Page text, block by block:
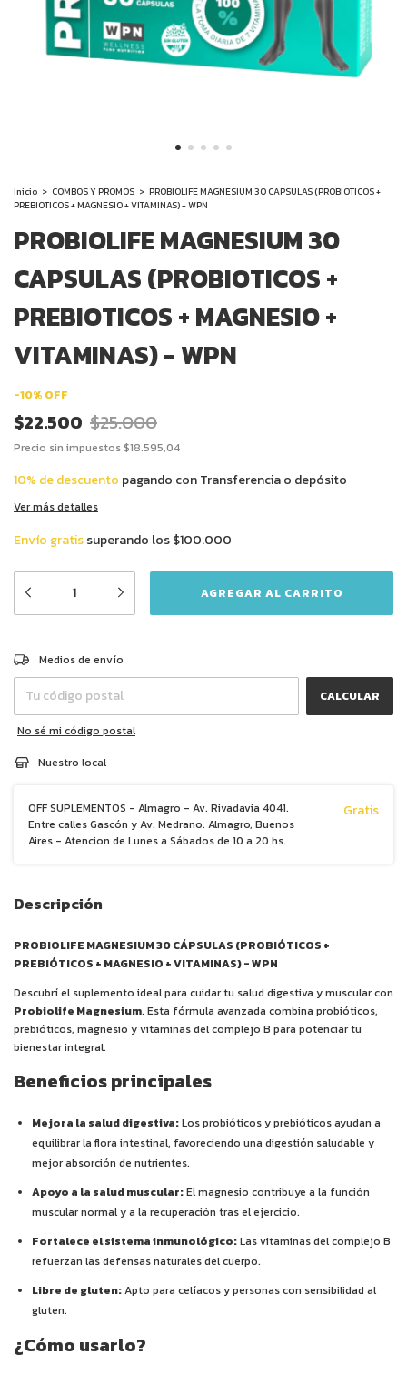
Inicio > COMBOS Y PROMOS > PROBIOLIFE MAGNESIUM 30 CAPSULAS (PROBIOTICOS +
PREBIOTICOS + MAGNESIO + VITAMINAS) - WPN
PROBIOLIFE MAGNESIUM 30
CAPSULAS (PROBIOTICOS +
PREBIOTICOS + MAGNESIO +
VITAMINAS) - WPN
-10% OFF
$22.500 $25.000
Precio sin impuestos$18.595,04
10% de descuento pagando con Transferencia o depósito
Ver más detalles
Envío gratissuperando los$100.000
Entregas para el CP:
Medios de envío
CALCULAR
No sé mi código postal
Nuestro local
OFF SUPLEMENTOS - Almagro - Av. Rivadavia 4041.
Entre calles Gascón y Av. Medrano. Almagro, Buenos
Aires - Atencion de Lunes a Sábados de 10 a 20 hs.
Gratis
Descripción
PROBIOLIFE MAGNESIUM 30 CÁPSULAS (PROBIÓTICOS +
PREBIÓTICOS + MAGNESIO + VITAMINAS) - WPN
Descubrí el suplemento ideal para cuidar tu salud digestiva y muscular con
Probiolife Magnesium. Esta fórmula avanzada combina probióticos,
prebióticos, magnesio y vitaminas del complejo B para potenciar tu
bienestar integral.
Beneficios principales
Mejora la salud digestiva:Los probióticos y prebióticos ayudan a
equilibrar la flora intestinal, favoreciendo una digestión saludable y
mejor absorción de nutrientes.
Apoyo a la salud muscular:El magnesio contribuye a la función
muscular normal y a la recuperación tras el ejercicio.
Fortalece el sistema inmunológico:Las vitaminas del complejo B
refuerzan las defensas naturales del cuerpo.
Libre de gluten:Apto para celíacos y personas con sensibilidad al
gluten.
¿Cómo usarlo?